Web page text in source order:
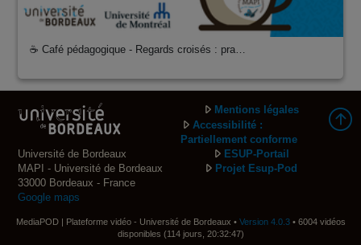
☕ Café pédagogique - Regards croisés : pra…
Université de Bordeaux
MAPI - Université de Bordeaux
33000 Bordeaux - France
Google maps
Mentions légales
Accessibilité :
Partiellement conforme
ESUP-Portail
Projet Esup-Pod
MediaPOD | Plateforme vidéo - Université de Bordeaux • Version 4.0.3• 6004 vidéos
disponibles (114 jours, 20:32:47)